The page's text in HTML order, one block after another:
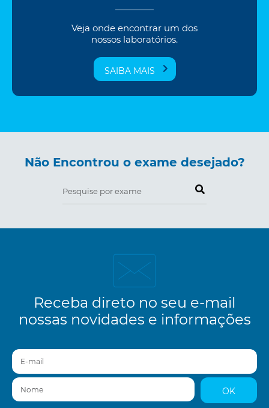
Veja onde encontrar um dos
nossos laboratórios.
SAIBA MAIS
Não Encontrou o exame desejado?
Pesquise por exame
Receba direto no seu e-mail
nossas novidades e informações
E-mail
Nome
OK